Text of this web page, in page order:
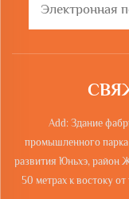
Add: Здание
промышленного
развития Юньхэ, район
50 метрах к востоку